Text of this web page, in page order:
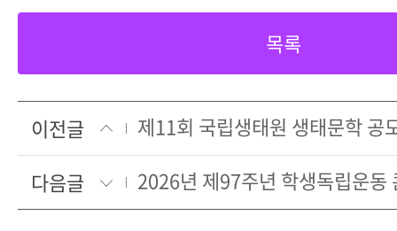
목록
이전글
제11회 국립생태원 생태문학 공
다음글
2026년 제97주년 학생독립운동